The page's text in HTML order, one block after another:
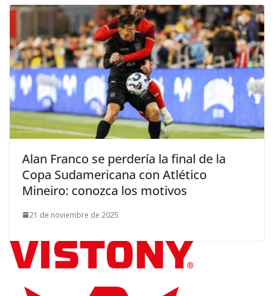
Alan Franco se perdería la final de la
Copa Sudamericana con Atlético
Mineiro: conozca los motivos
21 de noviembre de 2025